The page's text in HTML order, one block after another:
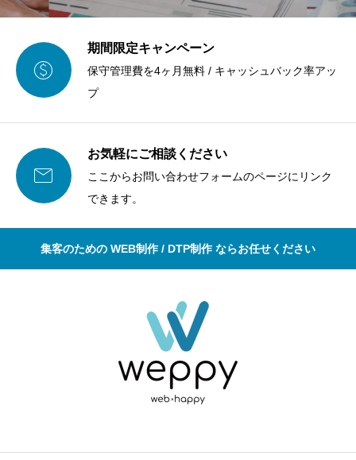

期間限定キャンペーン
保守管理費を4ヶ月無料 / キャッシュバック率アッ
プ

お気軽にご相談ください
ここからお問い合わせフォームのページにリンク
できます。
集客のための WEB制作 / DTP制作 ならお任せください